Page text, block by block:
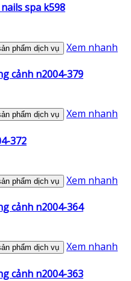
spa k598
phẩm dịch vụ Xem nhanh
cảnh n2004-379
phẩm dịch vụ Xem nhanh
372
phẩm dịch vụ Xem nhanh
cảnh n2004-364
phẩm dịch vụ Xem nhanh
cảnh n2004-363